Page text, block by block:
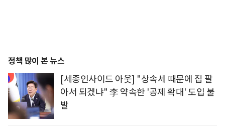
정책 많이 본 뉴스
[세종인사이드 아웃] "상속세 때문에 집 팔
아서 되겠냐" 李 약속한 '공제 확대' 도입 불
발